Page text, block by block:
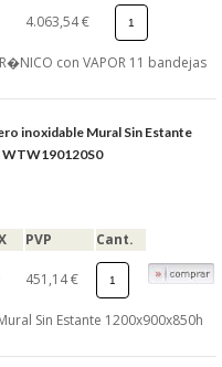
4.063,54 €
con VAPOR 11 bandejas
inoxidable Mural Sin Estante
WTW190120S0
PVP Cant.
451,14 €
Sin Estante 1200x900x850h